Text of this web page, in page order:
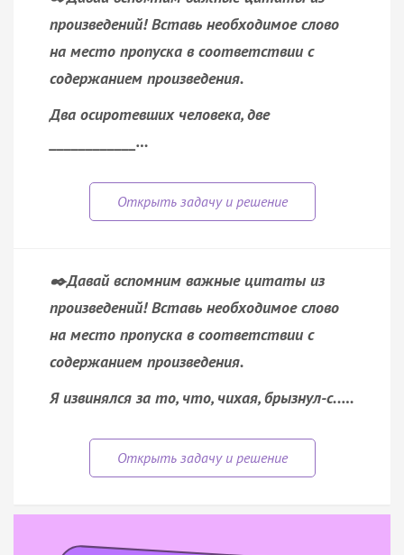
произведений!Вставь необходимое слово
на место пропуска в соответствии с
содержанием произведения.
Два осиротевших человека, две
____________…
✒️Давай вспомним важные цитаты из
произведений!Вставь необходимое слово
на место пропуска в соответствии с
содержанием произведения.
Я извинялся за то, что, чихая, брызнул-с..…